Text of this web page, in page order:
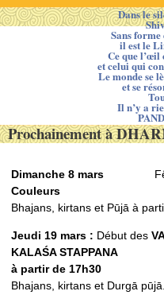
Dans le
Sans
il est le
Ce que l’œil
et celui qui
Le monde se
et se
Il n’y a
Prochainement à
Dimanche 8 mars
Couleurs
Bhajans, kirtans et Pūjā à
Jeudi 19 mars : Début des
KALAŚA STAPPANA
à partir de 17h30
Bhajans, kirtans et Durgā pūjā.